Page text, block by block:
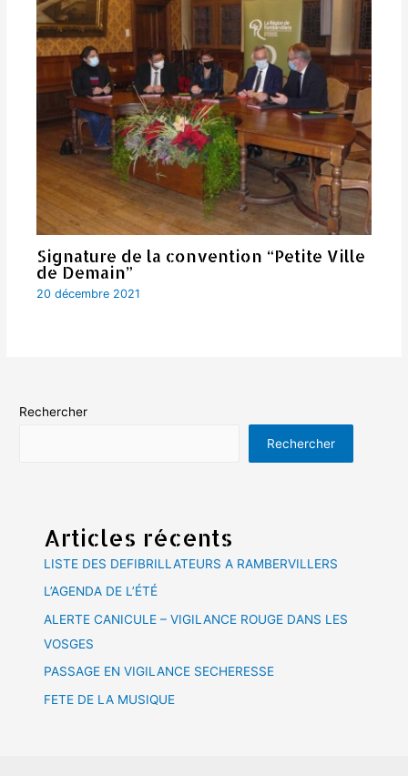
Signature de la convention “Petite Ville
de Demain”
20 décembre 2021
Rechercher
Rechercher
Articles récents
LISTE DES DEFIBRILLATEURS A RAMBERVILLERS
L’AGENDA DE L’ÉTÉ
ALERTE CANICULE – VIGILANCE ROUGE DANS LES
VOSGES
PASSAGE EN VIGILANCE SECHERESSE
FETE DE LA MUSIQUE